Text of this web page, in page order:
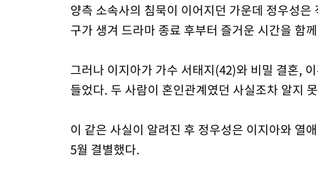
양측 소속사의 침묵이 이어지던 가운데 정우성
구가 생겨 드라마 종료 후부터 즐거운 시간을 함
그러나 이지아가 가수 서태지(42)와 비밀 결혼,
들었다. 두 사람이 혼인관계였던 사실조차 알지
이 같은 사실이 알려진 후 정우성은 이지아와 열
5월 결별했다.